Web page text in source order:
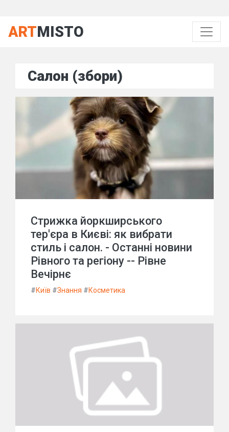
ARTMISTO
Салон (збори)
Стрижка йоркширського
тер'єра в Києві: як вибрати
стиль і салон. - Останні новини
Рівного та регіону -- Рівне
Вечірнє
#Київ #Знання #Косметика